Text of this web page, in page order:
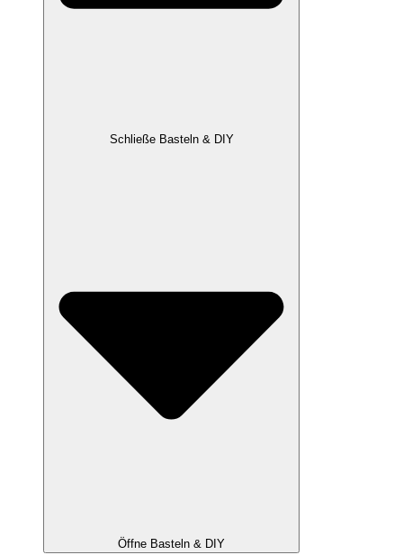
Schließe Basteln & DIY
Öffne Basteln & DIY